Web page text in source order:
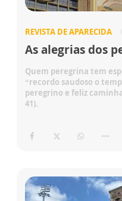
REVISTA DE APARECIDA
As alegrias dos
Quem peregrina tem
“recordo saudoso o
peregrino e feliz
41).